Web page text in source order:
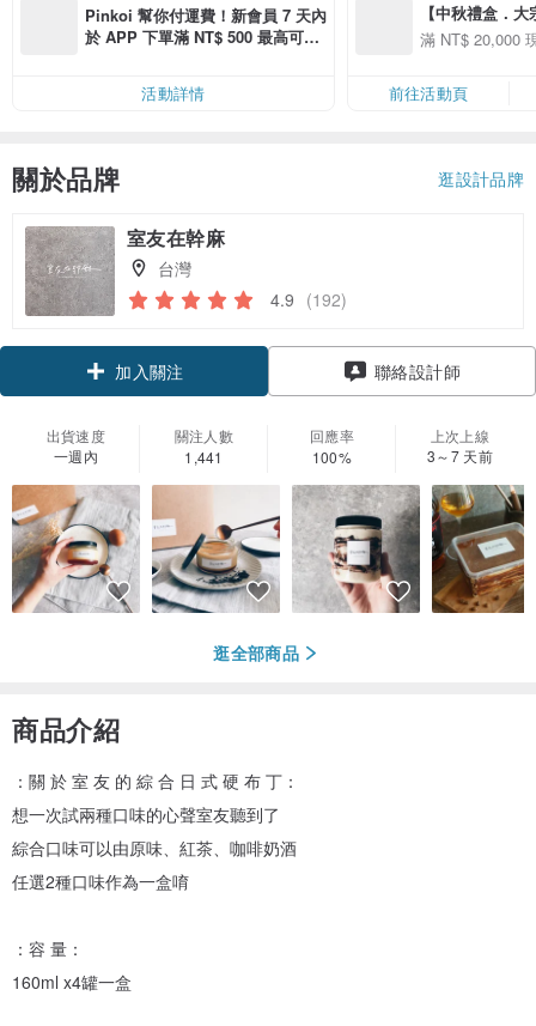
Pinkoi 幫你付運費！新會員 7 天內
於 APP 下單滿 NT$ 500 最高可折
活動詳情
【中秋禮盒．
購買「品味美食
滿 NT$ 20,000
前往活動頁
關於品牌 逛設計品牌
室友在幹麻
台灣
4.9 (192)
加入關注 聯絡設計師
出貨速度
一週內
關注人數
1,441
回應率
100%
上次上線
3～7 天前
逛全部商品
商品介紹
：關 於 室 友 的 綜 合 日 式 硬 布 丁：
想一次試兩種口味的心聲室友聽到了
綜合口味可以由原味、紅茶、咖啡奶酒
任選2種口味作為一盒唷
：容 量：
160ml x4罐一盒